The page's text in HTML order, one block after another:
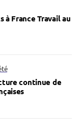
à France Travail au
continue de